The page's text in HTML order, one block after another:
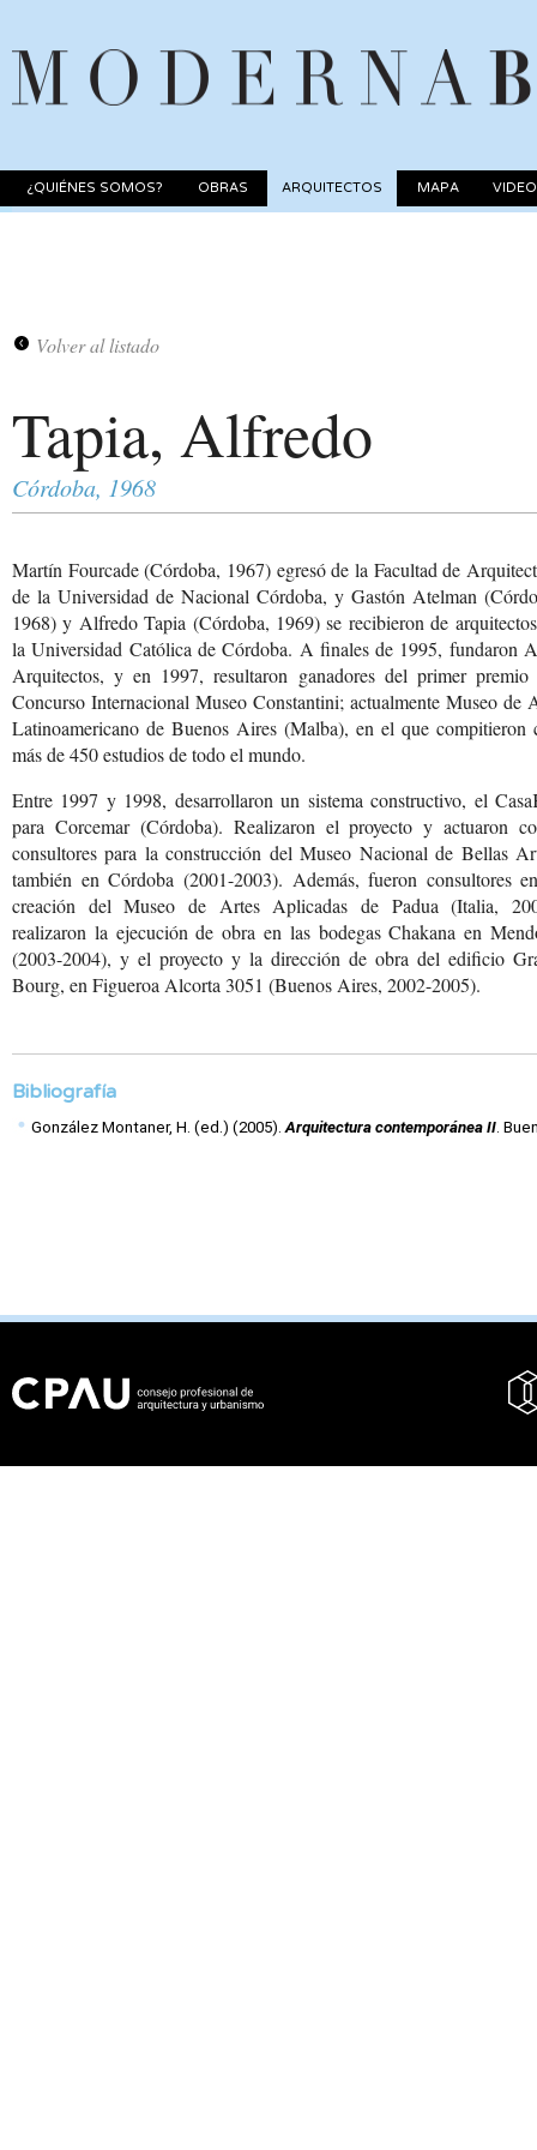
¿QUIÉNES SOMOS? OBRAS ARQUITECTOS MAPA
Volver al listado
Tapia, Alfredo
Córdoba, 1968
Martín Fourcade (Córdoba, 1967) egresó de la Facultad de
de la Universidad de Nacional Córdoba, y Gastón Atelman
1968) y Alfredo Tapia (Córdoba, 1969) se recibieron de
la Universidad Católica de Córdoba. A finales de 1995, fundaron
Arquitectos, y en 1997, resultaron ganadores del primer premio
Concurso Internacional Museo Constantini; actualmente Museo de
Latinoamericano de Buenos Aires (Malba), en el que compitieron
más de 450 estudios de todo el mundo.
Entre 1997 y 1998, desarrollaron un sistema constructivo, el
para Corcemar (Córdoba). Realizaron el proyecto y actuaron
consultores para la construcción del Museo Nacional de Bellas
también en Córdoba (2001-2003). Además, fueron consultores
creación del Museo de Artes Aplicadas de Padua (Italia,
realizaron la ejecución de obra en las bodegas Chakana en
(2003-2004), y el proyecto y la dirección de obra del edificio
Bourg, en Figueroa Alcorta 3051 (Buenos Aires, 2002-2005).
Bibliografía
González Montaner, H. (ed.) (2005). Arquitectura contemporánea II.